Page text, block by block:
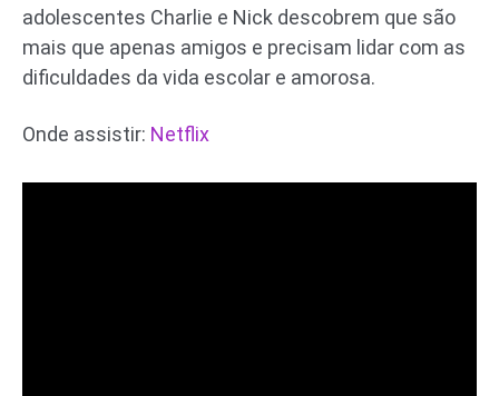
adolescentes Charlie e Nick descobrem que são
mais que apenas amigos e precisam lidar com as
dificuldades da vida escolar e amorosa.
Onde assistir: Netflix